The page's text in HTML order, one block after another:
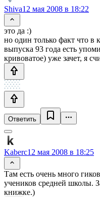
Shiva12 мая 2008 в 18:22
это да :)
но один только факт что в
выпуска 93 года есть
кривоватое) уже зачет, я
Ответить
Kaberc12 мая 2008 в 18:25
Там есть очень много
учеников средней школы.
книжке.)